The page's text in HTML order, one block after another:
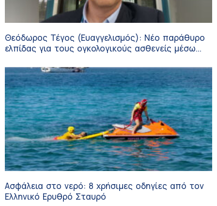
Θεόδωρος Τέγος (Ευαγγελισμός): Νέο παράθυρο
ελπίδας για τους ογκολογικούς ασθενείς μέσω
Ασφάλεια στο νερό: 8 χρήσιμες οδηγίες από τον
Ελληνικό Ερυθρό Σταυρό